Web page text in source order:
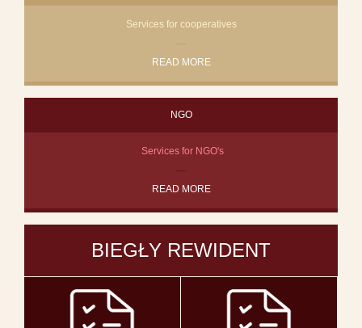
Services for cooperatives
READ MORE
NGO
Services for NGO's
READ MORE
BIEGŁY REWIDENT